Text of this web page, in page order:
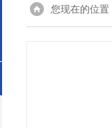
您现在的位置